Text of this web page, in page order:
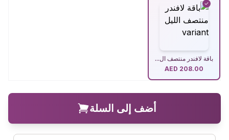
باقة لافندر منتصف ال...
AED 208.00
أضف إلى السلة